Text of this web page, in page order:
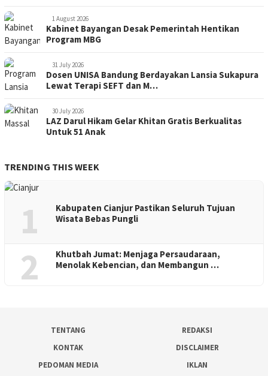
1 August 2026
Kabinet Bayangan Desak Pemerintah Hentikan
Program MBG
31 July 2026
Dosen UNISA Bandung Berdayakan Lansia Sukapura
Lewat Terapi SEFT dan M…
30 July 2026
LAZ Darul Hikam Gelar Khitan Gratis Berkualitas
Untuk 51 Anak
TRENDING THIS WEEK
1
Kabupaten Cianjur Pastikan Seluruh Tujuan
Wisata Bebas Pungli
2
Khutbah Jumat: Menjaga Persaudaraan,
Menolak Kebencian, dan Membangun …
TENTANG
REDAKSI
KONTAK
DISCLAIMER
PEDOMAN MEDIA
IKLAN